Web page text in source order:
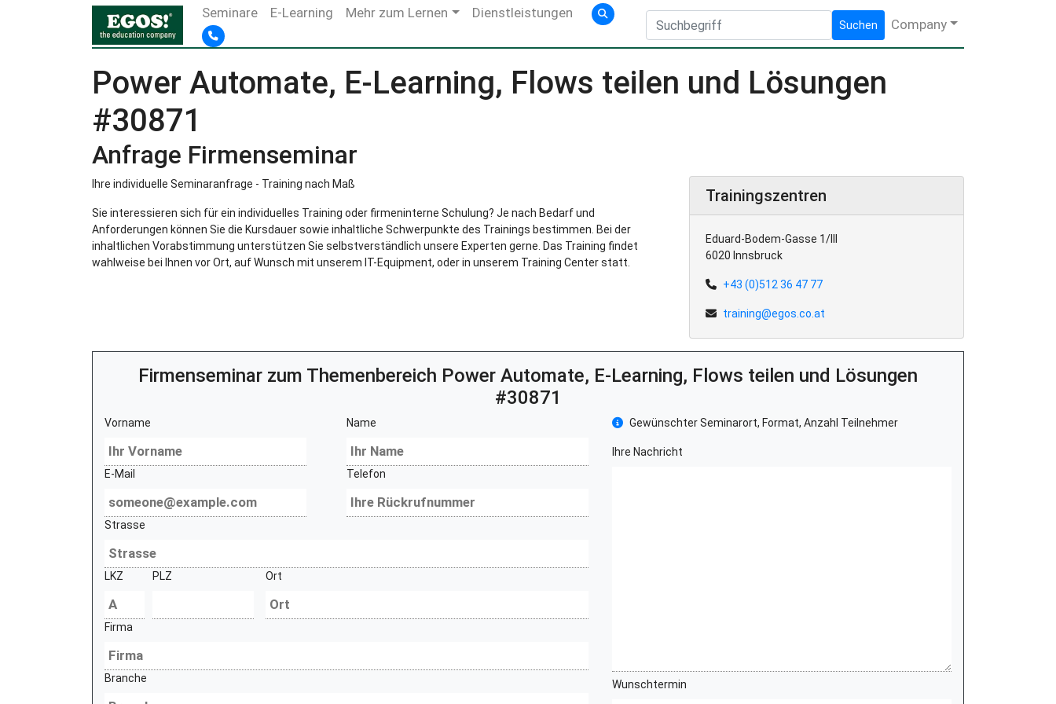
Seminare E-Learning Mehr zum Lernen Dienstleistungen
Suchen Company
Power Automate, E-Learning, Flows teilen und Lösungen
#30871
Anfrage Firmenseminar
Ihre individuelle Seminaranfrage - Training nach Maß
Sie interessieren sich für ein individuelles Training oder firmeninterne Schulung? Je nach Bedarf und
Anforderungen können Sie die Kursdauer sowie inhaltliche Schwerpunkte des Trainings bestimmen. Bei der
inhaltlichen Vorabstimmung unterstützen Sie selbstverständlich unsere Experten gerne. Das Training findet
wahlweise bei Ihnen vor Ort, auf Wunsch mit unserem IT-Equipment, oder in unserem Training Center statt.
Trainingszentren
Eduard-Bodem-Gasse 1/III
6020 Innsbruck
+43 (0)512 36 47 77
training@egos.co.at
Firmenseminar zum Themenbereich Power Automate, E-Learning, Flows teilen und Lösungen
#30871
Vorname Name
E-Mail Telefon
Strasse
LKZ PLZ Ort
Firma
Branche
Gewünschter Seminarort, Format, Anzahl Teilnehmer
Ihre Nachricht
Wunschtermin